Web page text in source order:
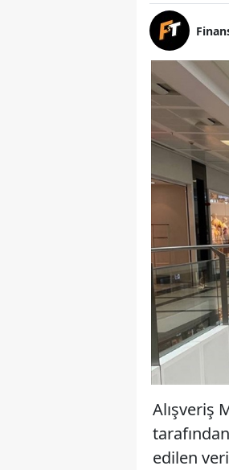
Alışveriş
edilen